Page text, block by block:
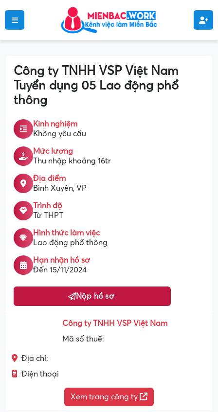
Công ty TNHH VSP Việt Nam
Tuyển dụng 05 Lao động phổ
thông
Kinh nghiệm
Không yêu cầu
Mức lương
Thu nhập khoảng 16tr
Địa điểm
Bình Xuyên, VP
Trình độ
Từ THPT
Hình thức làm việc
Lao động phổ thông
Hạn nhận hồ sơ
Đến 15/11/2024
Nộp hồ sơ
Công ty TNHH VSP Việt Nam
Mã số thuế:
Địa chỉ:
Điện thoại
Xem trang công ty